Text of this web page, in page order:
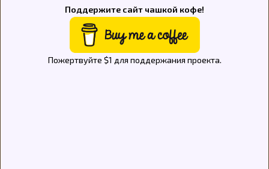
Поддержите сайт чашкой кофе!
Пожертвуйте $1 для поддержания проекта.